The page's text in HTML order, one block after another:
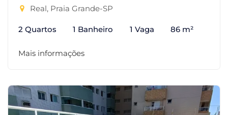
Real, Praia Grande-SP
2 Quartos 1 Banheiro 1 Vaga 86 m²
Mais informações